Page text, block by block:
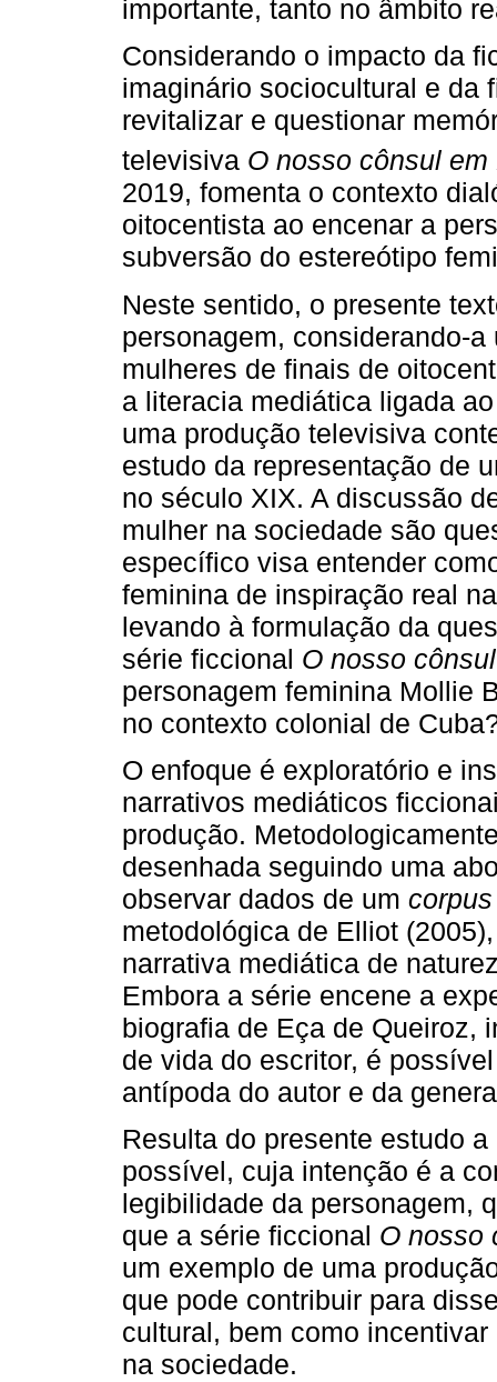
importante, tanto no âmbito
Considerando o impacto da
imaginário sociocultural e da
revitalizar e questionar
televisiva O nosso cônsul em
2019, fomenta o contexto
oitocentista ao encenar a
subversão do estereótipo
Neste sentido, o presente
personagem, considerando-
mulheres de finais de
a literacia mediática ligada
uma produção televisiva
estudo da representação de
no século XIX. A discussão
mulher na sociedade são
específico visa entender
feminina de inspiração real
levando à formulação da
série ficcional O nosso
personagem feminina Mollie
no contexto colonial de
O enfoque é exploratório e
narrativos mediáticos
produção.
desenhada seguindo uma
observar dados de um corpus
metodológica de Elliot
narrativa mediática de
Embora a série encene a
biografia de Eça de Queiroz,
de vida do escritor, é
antípoda do autor e da
Resulta do presente estudo
possível, cuja intenção é a
legibilidade da personagem,
que a série ficcional O nosso
um exemplo de uma
que pode contribuir para
cultural, bem como
na sociedade.